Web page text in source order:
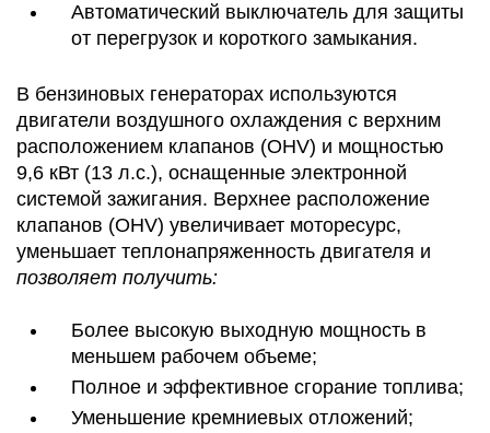
Автоматический выключатель для защиты
от перегрузок и короткого замыкания.
В бензиновых генераторах используются
двигатели воздушного охлаждения с верхним
расположением клапанов (OHV) и мощностью
9,6 кВт (13 л.с.), оснащенные электронной
системой зажигания. Верхнее расположение
клапанов (OHV) увеличивает моторесурс,
уменьшает теплонапряженность двигателя и
позволяет получить:
Более высокую выходную мощность в
меньшем рабочем объеме;
Полное и эффективное сгорание топлива;
Уменьшение кремниевых отложений;